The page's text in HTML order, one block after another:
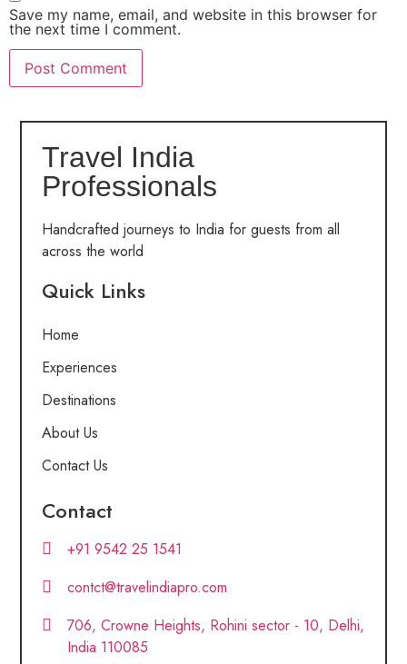
Save my name, email, and website in this browser for
the next time I comment.
Travel India
Professionals
Handcrafted journeys to India for guests from all
across the world
Quick Links
Home
Experiences
Destinations
About Us
Contact Us
Contact
+91 9542 25 1541
contct@travelindiapro.com
706, Crowne Heights, Rohini sector - 10, Delhi,
India 110085